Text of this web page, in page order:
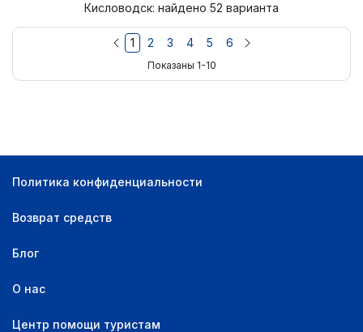
Кисловодск: найдено 52 варианта
1 2 3 4 5 6
Показаны 1-10
Политика конфиденциальности
Возврат средств
Блог
О нас
Центр помощи туристам